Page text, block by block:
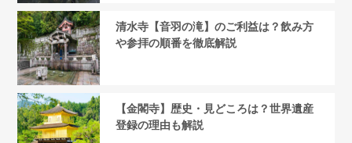
清水寺【音羽の滝】のご利益は？飲み方
や参拝の順番を徹底解説
【金閣寺】歴史・見どころは？世界遺産
登録の理由も解説